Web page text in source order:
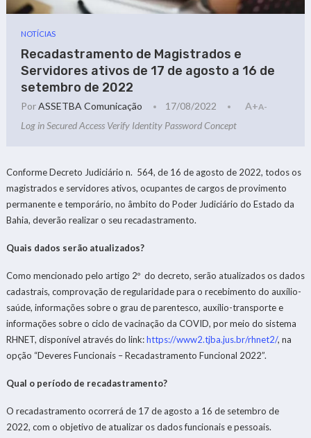
NOTÍCIAS
Recadastramento de Magistrados e
Servidores ativos de 17 de agosto a 16 de
setembro de 2022
PorASSETBA Comunicação 17/08/2022 A+A-
Log in Secured Access Verify Identity Password Concept
Conforme Decreto Judiciário n. 564, de 16 de agosto de 2022, todos os
magistrados e servidores ativos, ocupantes de cargos de provimento
permanente e temporário, no âmbito do Poder Judiciário do Estado da
Bahia, deverão realizar o seu recadastramento.
Quais dados serão atualizados?
Como mencionado pelo artigo 2º do decreto, serão atualizados os dados
cadastrais, comprovação de regularidade para o recebimento do auxílio-
saúde, informações sobre o grau de parentesco, auxílio-transporte e
informações sobre o ciclo de vacinação da COVID, por meio do sistema
RHNET, disponível através do link:https://www2.tjba.jus.br/rhnet2/, na
opção “Deveres Funcionais – Recadastramento Funcional 2022”.
Qual o período de recadastramento?
O recadastramento ocorrerá de 17 de agosto a 16 de setembro de
2022, com o objetivo de atualizar os dados funcionais e pessoais.